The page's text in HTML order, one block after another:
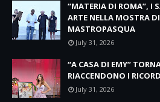
“MATERIA DI ROMA”, I
ARTE NELLA MOSTRA
MASTROPASQUA
July 31, 2026
“A CASA DI EMY”
RIACCENDONO I
July 31, 2026